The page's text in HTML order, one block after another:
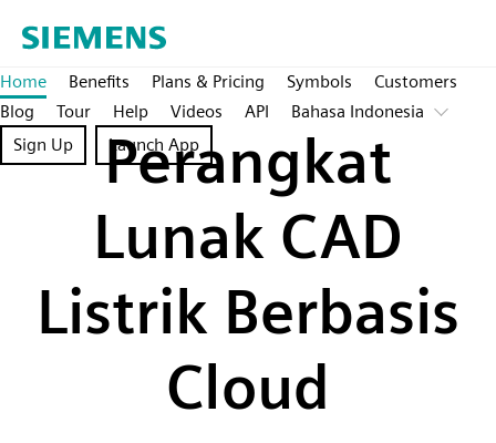
Home Benefits Plans & Pricing Symbols
Customers
Blog
Tour Help Videos API
Bahasa Indonesia
Sign Up
Launch App
Perangkat
Lunak CAD
Listrik Berbasis
Cloud